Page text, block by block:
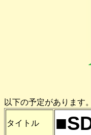
以下の予定があります。
タイトル